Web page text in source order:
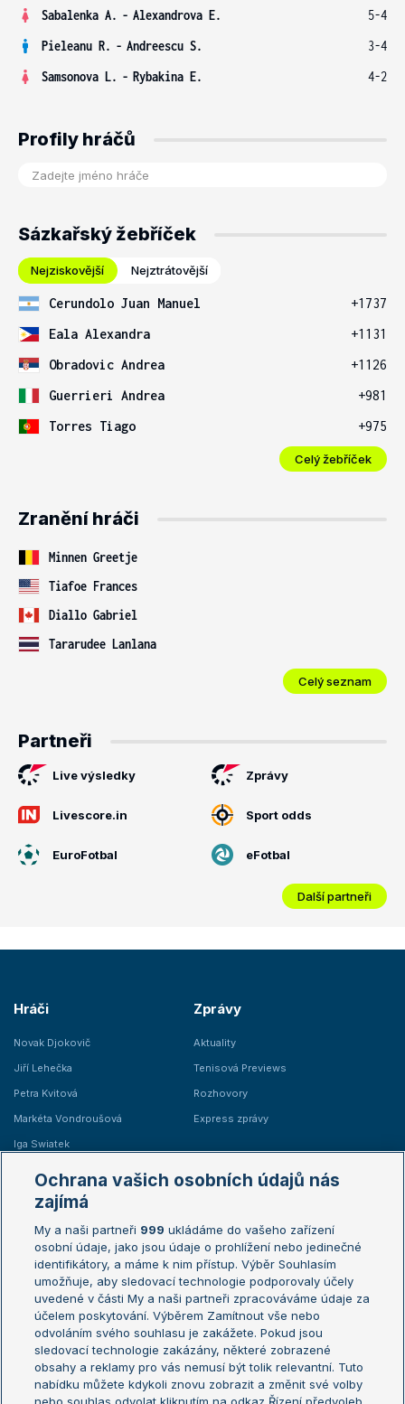
Sabalenka A. - Alexandrova E.
5-4
Pieleanu R. - Andreescu S.
3-4
Samsonova L. - Rybakina E. 4-2
Profily hráčů
Sázkařský žebříček
Nejziskovější Nejztrátovější
Cerundolo Juan Manuel
+1737
Eala Alexandra
+1131
Obradovic Andrea
+1126
Guerrieri Andrea
+981
Torres Tiago
+975
Celý žebříček
Zranění hráči
Minnen Greetje
Tiafoe Frances
Diallo Gabriel
Tararudee Lanlana
Celý seznam
Partneři
Live výsledky Zprávy
Livescore.in Sport odds
EuroFotbal eFotbal
Další partneři
Hráči
Novak Djokovič
Jiří Lehečka
Petra Kvitová
Markéta Vondroušová
Iga Swiatek
Zprávy
Aktuality
Tenisová Previews
Rozhovory
Express zprávy
Žebříčky
Žebříček ATP (muži)
Žebříček WTA (ženy)
Sázkařský žebříček
Australian Open
French Open
Wimbledon
US Open
Turnaj mistrů
Turnaj mistryň
Aktualní trendy
Ochrana vašich osobních údajů nás
zajímá
My a naši partneři 999 ukládáme do vašeho zařízení
osobní údaje, jako jsou údaje o prohlížení nebo jedinečné
identifikátory, a máme k nim přístup. Výběr Souhlasím
umožňuje, aby sledovací technologie podporovaly účely
uvedené v části My a naši partneři zpracováváme údaje za
účelem poskytování. Výběrem Zamítnout vše nebo
odvoláním svého souhlasu je zakážete. Pokud jsou
sledovací technologie zakázány, některé zobrazené
obsahy a reklamy pro vás nemusí být tolik relevantní. Tuto
nabídku můžete kdykoli znovu zobrazit a změnit své volby